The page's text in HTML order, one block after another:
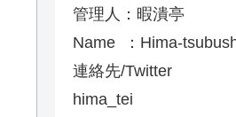
管理人：暇潰亭
Name ：Hima-
連絡先/Twitter
hima_tei